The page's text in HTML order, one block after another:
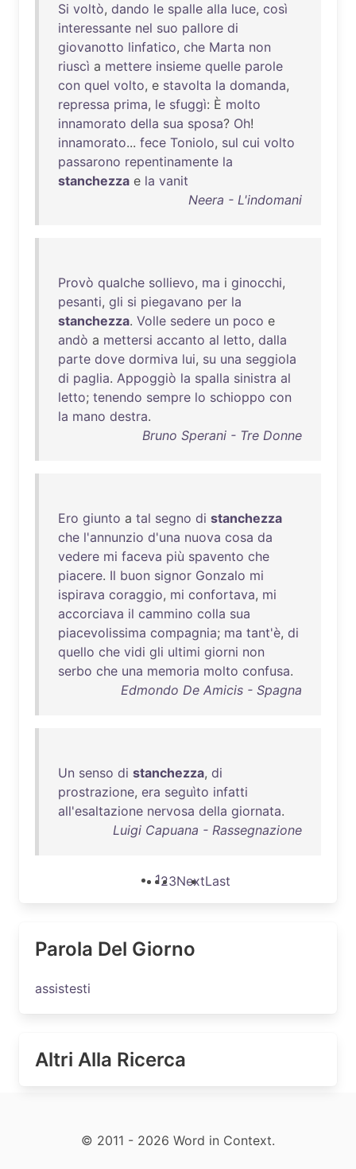
Si voltò, dando le spalle alla luce, così
interessante nel suo pallore di
giovanotto linfatico, che Marta non
riuscì a mettere insieme quelle parole
con quel volto, e stavolta la domanda,
repressa prima, le sfuggì: È molto
innamorato della sua sposa? Oh!
innamorato... fece Toniolo, sul cui volto
passarono repentinamente la
stanchezza e la vanit
Neera - L'indomani
Provò qualche sollievo, ma i ginocchi,
pesanti, gli si piegavano per la
stanchezza. Volle sedere un poco e
andò a mettersi accanto al letto, dalla
parte dove dormiva lui, su una seggiola
di paglia. Appoggiò la spalla sinistra al
letto; tenendo sempre lo schioppo con
la mano destra.
Bruno Sperani - Tre Donne
Ero giunto a tal segno di stanchezza
che l'annunzio d'una nuova cosa da
vedere mi faceva più spavento che
piacere. Il buon signor Gonzalo mi
ispirava coraggio, mi confortava, mi
accorciava il cammino colla sua
piacevolissima compagnia; ma tant'è, di
quello che vidi gli ultimi giorni non
serbo che una memoria molto confusa.
Edmondo De Amicis - Spagna
Un senso di stanchezza, di
prostrazione, era seguìto infatti
all'esaltazione nervosa della giornata.
Luigi Capuana - Rassegnazione
123NextLast
Parola Del Giorno
assistesti
Altri Alla Ricerca
© 2011 - 2026 Word in Context.